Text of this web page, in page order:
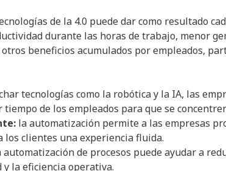
de la 4.0 puede dar como resultado
durante las horas de trabajo, menor
beneficios acumulados por empleados,
tecnologías como la robótica y la IA, las
de los empleados para que se
la automatización permite a las empresas
los clientes una experiencia fluida.
automatización de procesos puede ayudar a
la eficiencia operativa.